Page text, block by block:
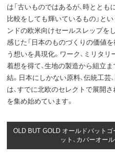
は「古いものではあるが、時ととも
比較をしても輝いているもの」と
ンドの欧米向けセールスレップを
感じた「日本のものづくりの価値
う想いを具現化。ワーク、ミリタ
着想を得て、生地の製造から組立
結。日本にしかない原料、伝統工芸
は、すでに北欧のセレクトで展開
を集め始めています。
OLD BUT GOLD オールドバット
ット、カバーオー